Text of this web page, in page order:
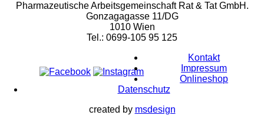
Pharmazeutische Arbeitsgemeinschaft Rat & Tat GmbH.
Gonzagagasse 11/DG
1010 Wien
Tel.: 0699-105 95 125
Kontakt
Impressum
Onlineshop
Datenschutz
created by msdesign